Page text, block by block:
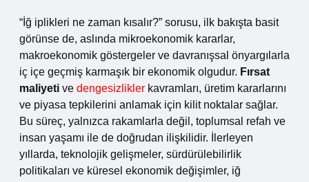
“İğ iplikleri ne zaman kısalır?” sorusu, ilk bakışta basit
görünse de, aslında mikroekonomik kararlar,
makroekonomik göstergeler ve davranışsal önyargılarla
iç içe geçmiş karmaşık bir ekonomik olgudur. Fırsat
maliyeti ve dengesizlikler kavramları, üretim kararlarını
ve piyasa tepkilerini anlamak için kilit noktalar sağlar.
Bu süreç, yalnızca rakamlarla değil, toplumsal refah ve
insan yaşamı ile de doğrudan ilişkilidir. İlerleyen
yıllarda, teknolojik gelişmeler, sürdürülebilirlik
politikaları ve küresel ekonomik değişimler, iğ